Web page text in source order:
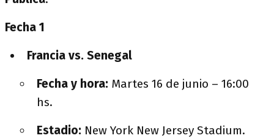
Fecha 1
Francia vs. Senegal
Fecha y hora: Martes 16 de junio – 16:00
hs.
Estadio: New York New Jersey Stadium.